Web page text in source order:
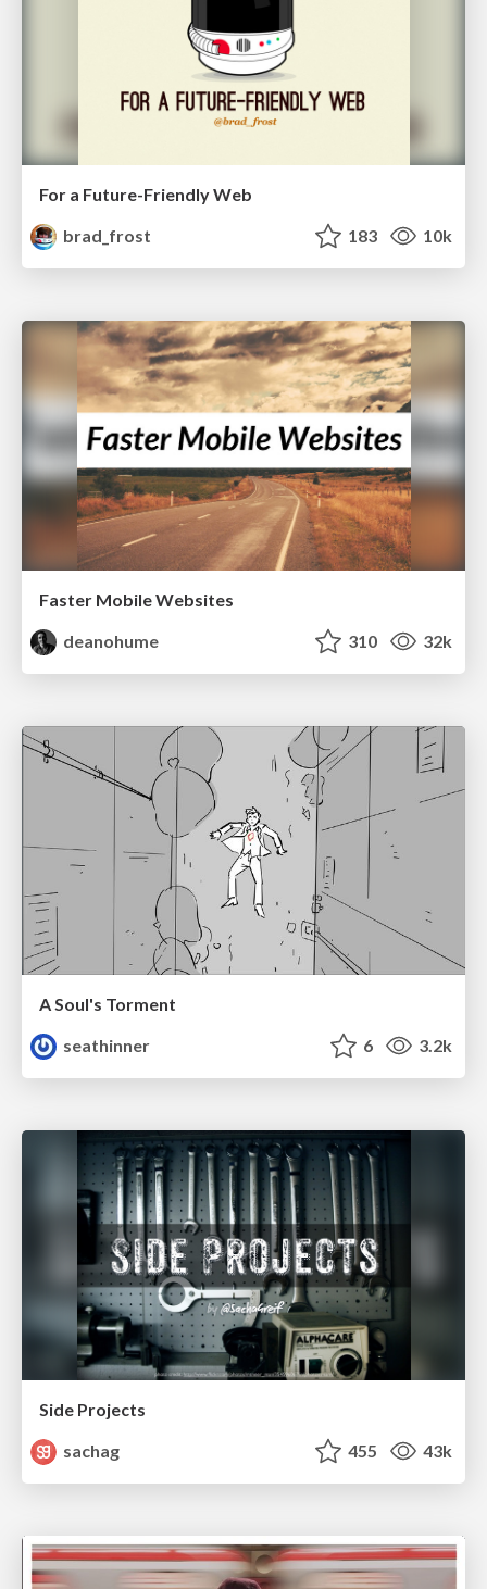
For a Future-Friendly Web
brad_frost
183 10k
Faster Mobile Websites
deanohume
310 32k
A Soul's Torment
seathinner
6 3.2k
Side Projects
sachag
455 43k